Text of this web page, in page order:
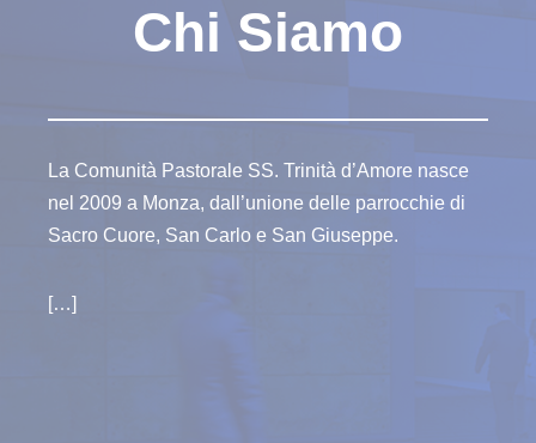
Chi Siamo
La Comunità Pastorale SS. Trinità d’Amore nasce
nel 2009 a Monza, dall’unione delle parrocchie di
Sacro Cuore, San Carlo e San Giuseppe.
[…]